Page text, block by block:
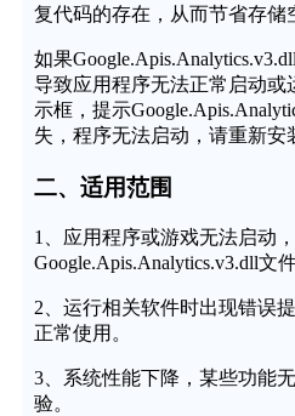
复代码的存在，从而节省存储
如果
导致应用程序无法正常启动或
示框，提示
失，程序无法启动，请重新安
二、适用范围
1、应用程序或游戏无法启动
Google.Apis.Analytics.v3.dll文
2、运行相关软件时出现错误
正常使用。
3、系统性能下降，某些功能
验。